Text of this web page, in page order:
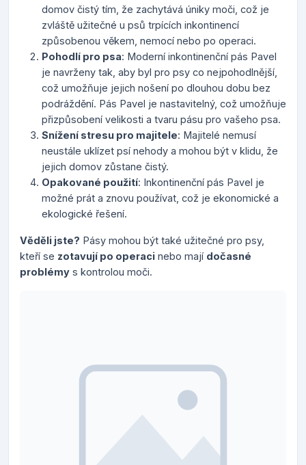
domov čistý tím, že zachytává úniky moči, což je
zvláště užitečné u psů trpících inkontinencí
způsobenou věkem, nemocí nebo po operaci.
Pohodlí pro psa: Moderní inkontinenční pás Pavel
je navrženy tak, aby byl pro psy co nejpohodlnější,
což umožňuje jejich nošení po dlouhou dobu bez
podráždění. Pás Pavel je nastavitelný, což umožňuje
přizpůsobení velikosti a tvaru pásu pro vašeho psa.
Snížení stresu pro majitele: Majitelé nemusí
neustále uklízet psí nehody a mohou být v klidu, že
jejich domov zůstane čistý.
Opakované použití: Inkontinenční pás Pavel je
možné prát a znovu používat, což je ekonomické a
ekologické řešení.
Věděli jste? Pásy mohou být také užitečné pro psy,
kteří se zotavují po operaci nebo mají dočasné
problémy s kontrolou moči.